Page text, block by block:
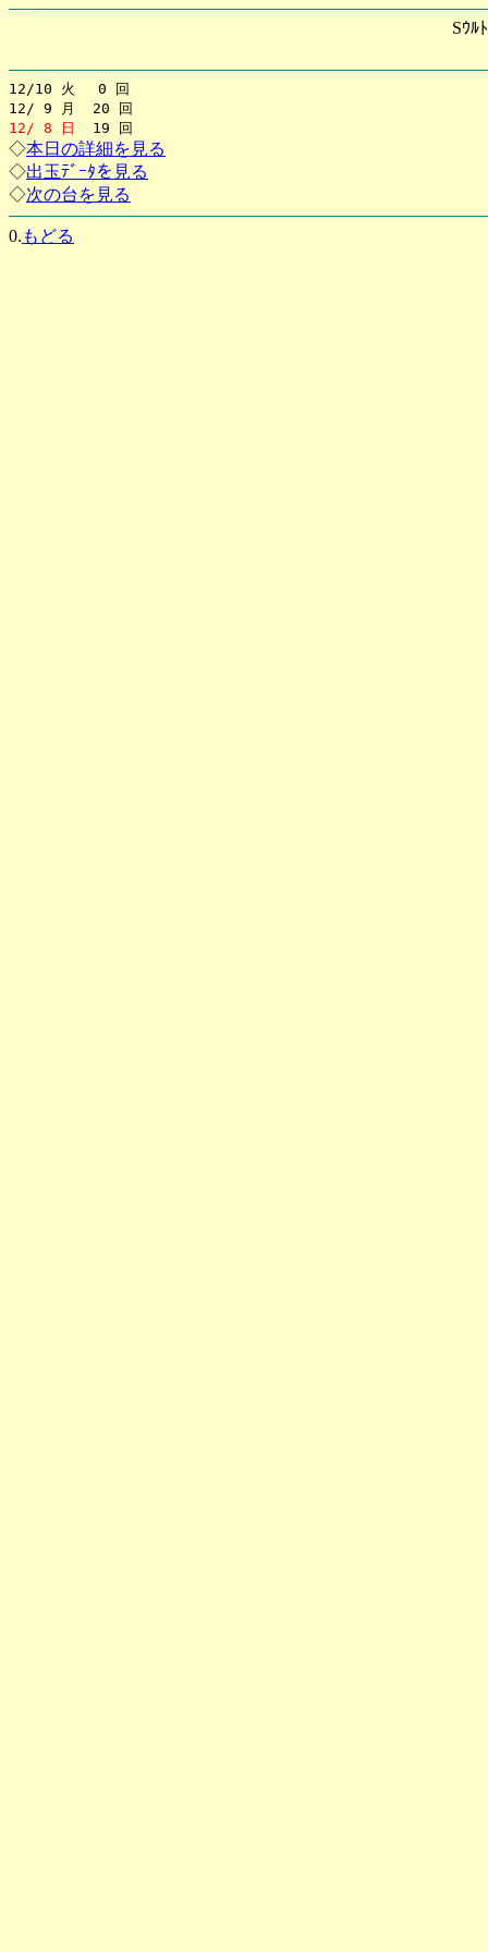
Sｳﾙ
12/10 火 0 回
12/ 9 月 20 回
12/ 8 日
19 回
◇本日の詳細を見る
◇出玉ﾃﾞｰﾀを見る
◇次の台を見る
0. もどる